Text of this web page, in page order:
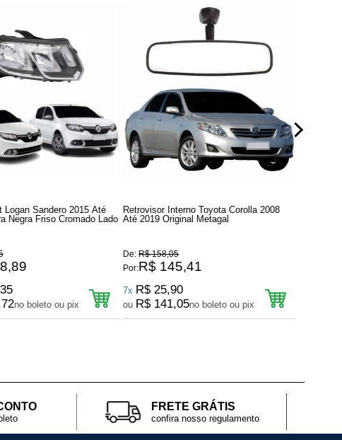
Logan Sandero 2015 Até
Negra Friso Cromado Lado
no boleto ou pix
Retrovisor Interno Toyota Corolla 2008
Até 2019 Original Metagal
De:R$ 158,05
Por:R$ 145,41
7x R$ 25,90
ou R$ 141,05no boleto ou pix
FRETE GRÁTIS
confira nosso regulamento